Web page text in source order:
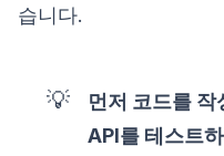
습니다.
💡
먼저 코드를
API를 테스트